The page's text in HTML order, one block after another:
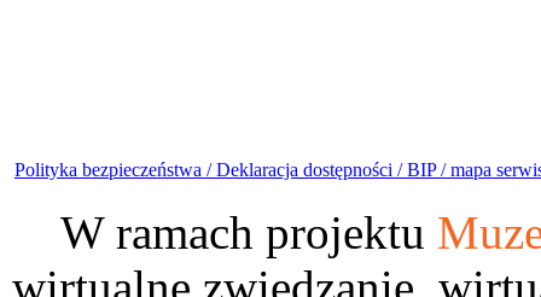
Polityka bezpieczeństwa /Deklaracja dostępności /BIP /mapa
W ramach projektu